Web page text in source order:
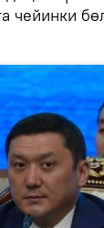
чейинки